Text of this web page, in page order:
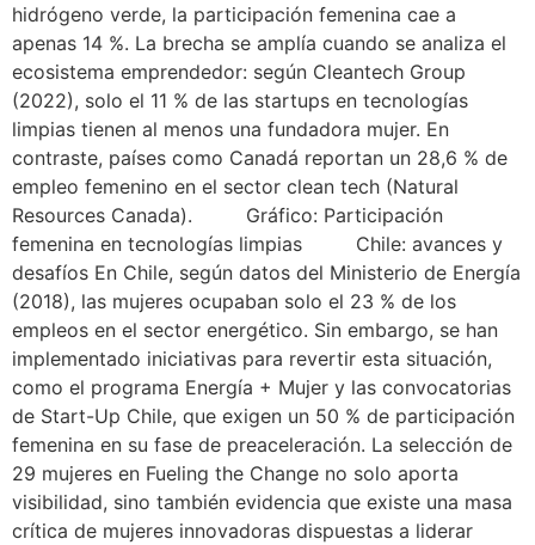
hidrógeno verde, la participación femenina cae a
apenas 14 %. La brecha se amplía cuando se analiza el
ecosistema emprendedor: según Cleantech Group
(2022), solo el 11 % de las startups en tecnologías
limpias tienen al menos una fundadora mujer. En
contraste, países como Canadá reportan un 28,6 % de
empleo femenino en el sector clean tech (Natural
Resources Canada). Gráfico: Participación
femenina en tecnologías limpias Chile: avances y
desafíos En Chile, según datos del Ministerio de Energía
(2018), las mujeres ocupaban solo el 23 % de los
empleos en el sector energético. Sin embargo, se han
implementado iniciativas para revertir esta situación,
como el programa Energía + Mujer y las convocatorias
de Start-Up Chile, que exigen un 50 % de participación
femenina en su fase de preaceleración. La selección de
29 mujeres en Fueling the Change no solo aporta
visibilidad, sino también evidencia que existe una masa
crítica de mujeres innovadoras dispuestas a liderar